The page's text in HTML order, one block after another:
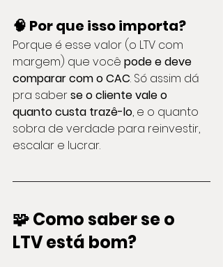
🧠 Por que isso importa?
Porque é esse valor (o LTV com
margem) que você pode e deve
comparar com o CAC. Só assim dá
pra saber se o cliente vale o
quanto custa trazê-lo, e o quanto
sobra de verdade para reinvestir,
escalar e lucrar.
🧩 Como saber se o
LTV está bom?